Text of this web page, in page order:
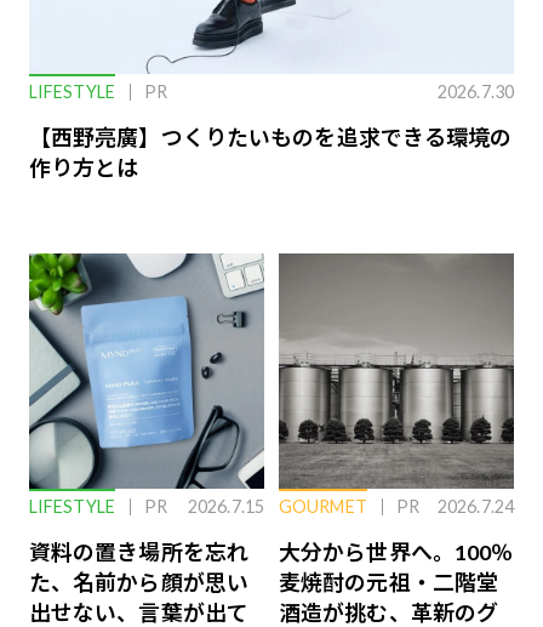
LIFESTYLE PR 2026.7.30
【西野亮廣】つくりたいものを追求できる環境の
作り方とは
LIFESTYLE PR 2026.7.15
資料の置き場所を忘れ
た、名前から顔が思い
出せない、言葉が出て
GOURMET PR 2026.7.24
大分から世界へ。100％
麦焼酎の元祖・二階堂
酒造が挑む、革新のグ